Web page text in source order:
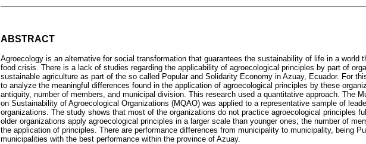
ABSTRACT
Agroecology is an alternative for social transformation that guarantees the sustainability of life in a world
food crisis. There is a lack of studies regarding the applicability of agroecological principles by part of
sustainable agriculture as part of the so called Popular and Solidarity Economy in Azuay, Ecuador. For
to analyze the meaningful differences found in the application of agroecological principles by these
antiquity, number of members, and municipal division. This research used a quantitative approach. The
on Sustainability of Agroecological Organizations (MQAO) was applied to a representative sample of
organizations. The study shows that most of the organizations do not practice agroecological principles
older organizations apply agroecological principles in a larger scale than younger ones; the number of
the application of principles. There are performance differences from municipality to municipality, being
municipalities with the best performance within the province of Azuay.